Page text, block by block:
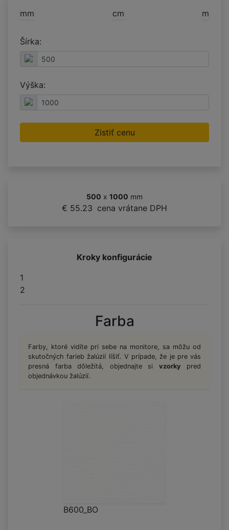
mm cm m
Šírka:
Výška:
Zistiť cenu
500 x 1000 mm
€ 55.23 cena vrátane DPH
Kroky konfigurácie
1
2
Farba
Farby, ktoré vidíte pri sebe na monitore, sa môžu od
skutočných farieb žalúzií líšiť. V prípade, že je pre vás
presná farba dôležitá, objednajte si vzorky pred
objednávkou žalúzií.
B600_BO